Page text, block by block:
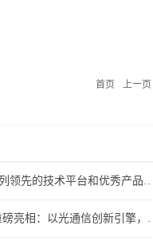
首页 上一页
以诚为本赢9001网址携一系列领先的技术平台和优秀产品参展2024年CIOE展会
以诚为本赢9001网址CIOE重磅亮相：以光通信创新引擎，驱动AI与算力互联新时代